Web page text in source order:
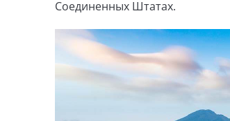
Соединенных Штатах.